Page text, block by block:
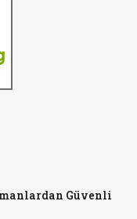
Güvenli